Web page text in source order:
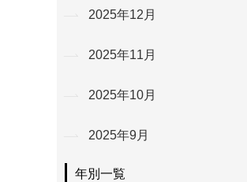
2025年12月
2025年11月
2025年10月
2025年9月
年別一覧